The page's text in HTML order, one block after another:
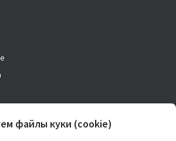
файлы куки (cookie)